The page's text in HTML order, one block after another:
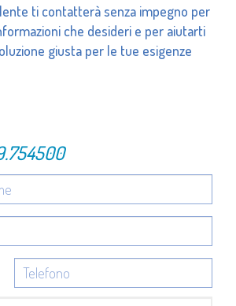
ti contatterà senza impegno per
che desideri e per aiutarti
giusta per le tue esigenze